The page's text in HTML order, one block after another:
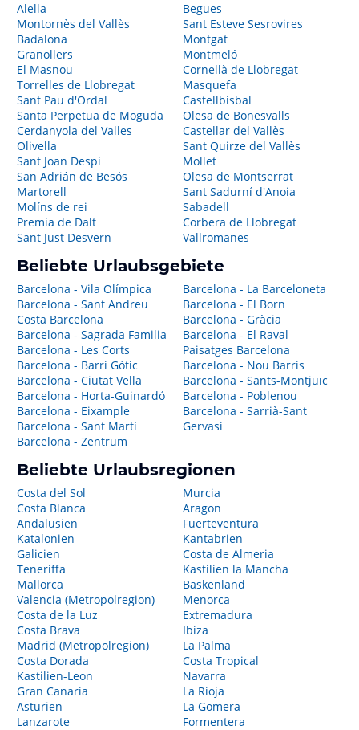
Alella
Montornès del Vallès
Badalona
Granollers
El Masnou
Torrelles de Llobregat
Sant Pau d'Ordal
Santa Perpetua de Moguda
Cerdanyola del Valles
Olivella
Sant Joan Despi
San Adrián de Besós
Martorell
Molíns de rei
Premia de Dalt
Sant Just Desvern
Begues
Sant Esteve Sesrovires
Montgat
Montmeló
Cornellà de Llobregat
Masquefa
Castellbisbal
Olesa de Bonesvalls
Castellar del Vallès
Sant Quirze del Vallès
Mollet
Olesa de Montserrat
Sant Sadurní d'Anoia
Sabadell
Corbera de Llobregat
Vallromanes
Beliebte Urlaubsgebiete
Barcelona - Vila Olímpica
Barcelona - Sant Andreu
Costa Barcelona
Barcelona - Sagrada Familia
Barcelona - Les Corts
Barcelona - Barri Gòtic
Barcelona - Ciutat Vella
Barcelona - Horta-Guinardó
Barcelona - Eixample
Barcelona - Sant Martí
Barcelona - Zentrum
Barcelona - La Barceloneta
Barcelona - El Born
Barcelona - Gràcia
Barcelona - El Raval
Paisatges Barcelona
Barcelona - Nou Barris
Barcelona - Sants-Montjuïc
Barcelona - Poblenou
Barcelona - Sarrià-Sant
Gervasi
Beliebte Urlaubsregionen
Costa del Sol
Costa Blanca
Andalusien
Katalonien
Galicien
Teneriffa
Mallorca
Valencia (Metropolregion)
Costa de la Luz
Costa Brava
Madrid (Metropolregion)
Costa Dorada
Kastilien-Leon
Gran Canaria
Asturien
Lanzarote
Murcia
Aragon
Fuerteventura
Kantabrien
Costa de Almeria
Kastilien la Mancha
Baskenland
Menorca
Extremadura
Ibiza
La Palma
Costa Tropical
Navarra
La Rioja
La Gomera
Formentera